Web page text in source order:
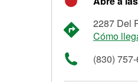
2287 Del
Cómo
(830)